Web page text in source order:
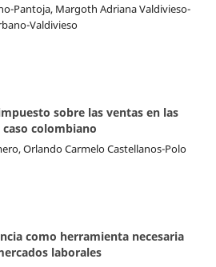
Pantoja, Margoth Adriana Valdivieso-
Valdivieso
sobre las ventas en las
colombiano
Orlando Carmelo Castellanos-Polo
como herramienta necesaria
laborales